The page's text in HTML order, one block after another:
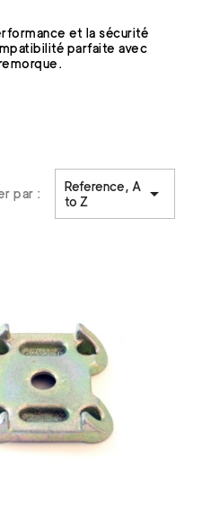
et la sécurité
parfaite avec
s'adaptant à
par :
Reference, A
to Z
